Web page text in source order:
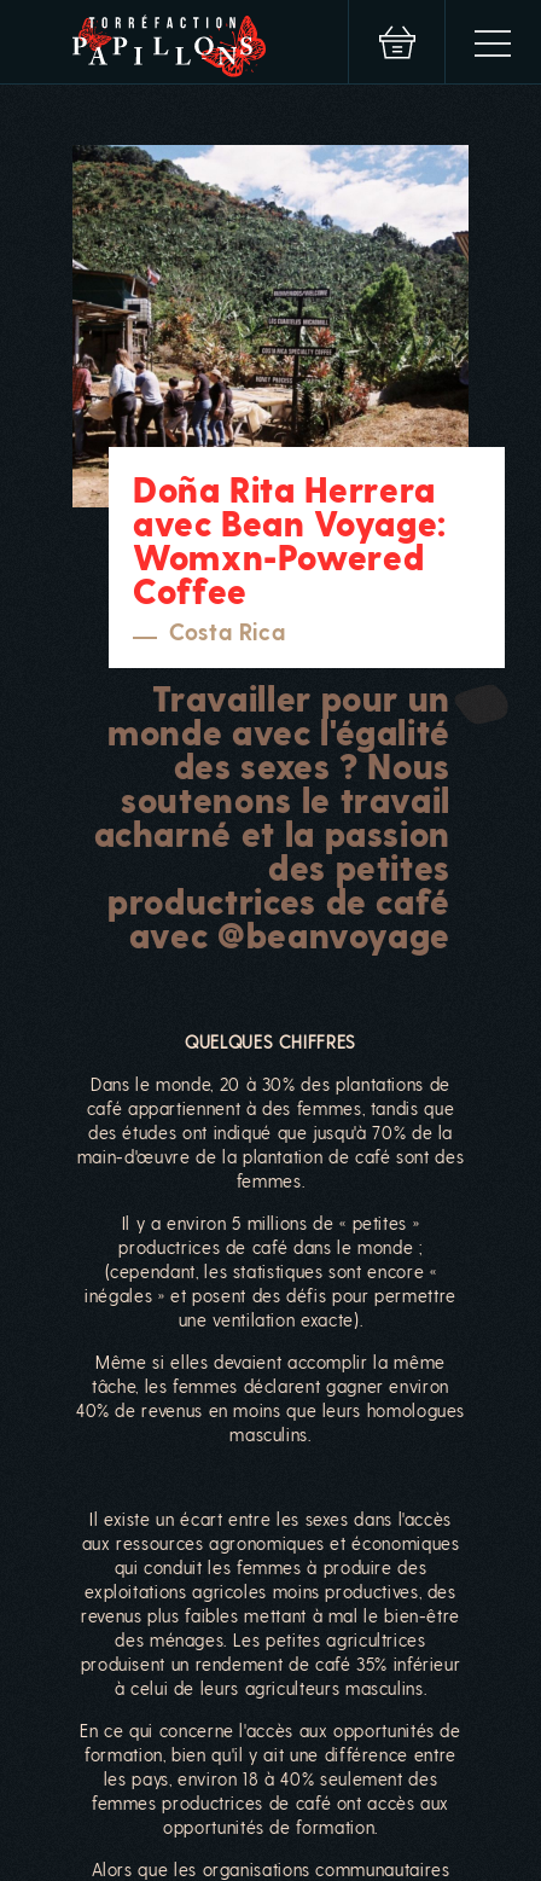
Doña Rita Herrera
avec Bean Voyage:
Womxn-Powered
Coffee
Costa Rica
Travailler pour un
monde avec l'égalité
des sexes ? Nous
soutenons le travail
acharné et la passion
des petites
productrices de café
avec @beanvoyage
QUELQUES CHIFFRES
Dans le monde, 20 à 30% des plantations de
café appartiennent à des femmes, tandis que
des études ont indiqué que jusqu'à 70% de la
main-d'œuvre de la plantation de café sont des
femmes.
Il y a environ 5 millions de « petites »
productrices de café dans le monde ;
(cependant, les statistiques sont encore «
inégales » et posent des défis pour permettre
une ventilation exacte).
Même si elles devaient accomplir la même
tâche, les femmes déclarent gagner environ
40% de revenus en moins que leurs homologues
masculins.
Il existe un écart entre les sexes dans l'accès
aux ressources agronomiques et économiques
qui conduit les femmes à produire des
exploitations agricoles moins productives, des
revenus plus faibles mettant à mal le bien-être
des ménages. Les petites agricultrices
produisent un rendement de café 35% inférieur
à celui de leurs agriculteurs masculins.
En ce qui concerne l'accès aux opportunités de
formation, bien qu'il y ait une différence entre
les pays, environ 18 à 40% seulement des
femmes productrices de café ont accès aux
opportunités de formation.
Alors que les organisations communautaires